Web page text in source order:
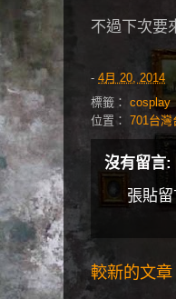
不過下次要
- 4月 20, 2014
標籤： cosplay
位置： 701台灣
沒有留言:
張貼
較新的文章